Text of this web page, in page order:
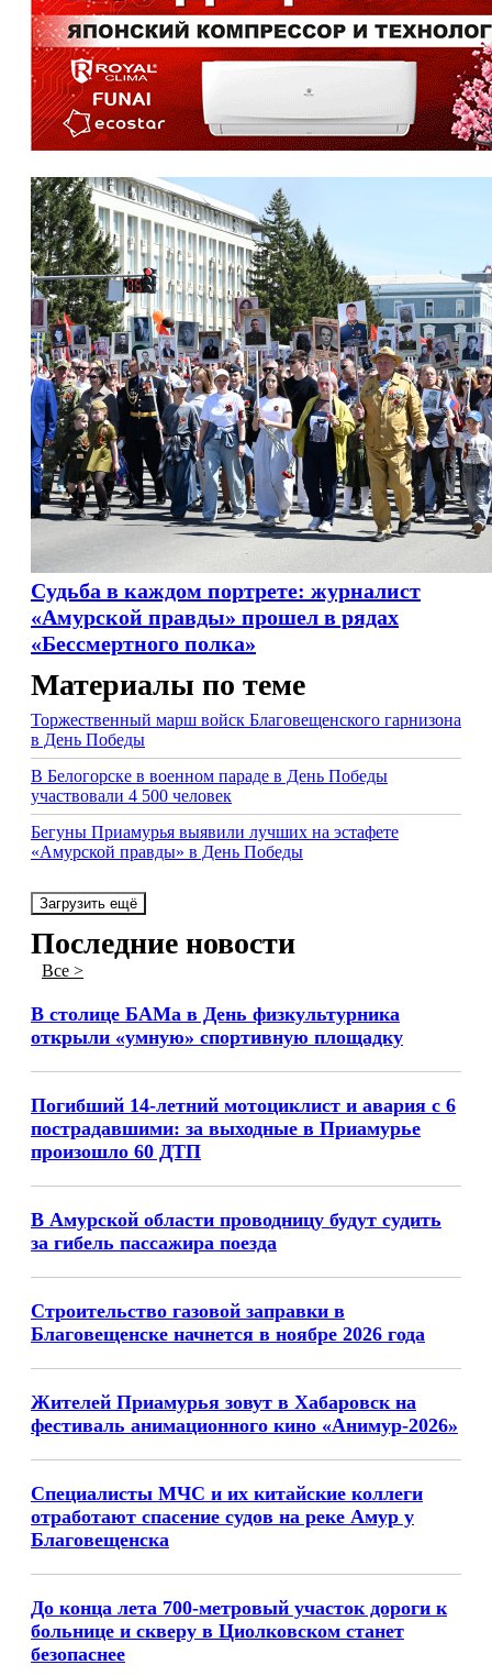
Судьба в каждом портрете: журналист
«Амурской правды» прошел в рядах
«Бессмертного полка»
Материалы по теме
Торжественный марш войск Благовещенского гарнизона
в День Победы
В Белогорске в военном параде в День Победы
участвовали 4 500 человек
Бегуны Приамурья выявили лучших на эстафете
«Амурской правды» в День Победы
Загрузить ещё
Последние новости
Все >
В столице БАМа в День физкультурника
открыли «умную» спортивную площадку
Погибший 14-летний мотоциклист и авария с 6
пострадавшими: за выходные в Приамурье
произошло 60 ДТП
В Амурской области проводницу будут судить
за гибель пассажира поезда
Строительство газовой заправки в
Благовещенске начнется в ноябре 2026 года
Жителей Приамурья зовут в Хабаровск на
фестиваль анимационного кино «Анимур-2026»
Специалисты МЧС и их китайские коллеги
отработают спасение судов на реке Амур у
Благовещенска
До конца лета 700-метровый участок дороги к
больнице и скверу в Циолковском станет
безопаснее